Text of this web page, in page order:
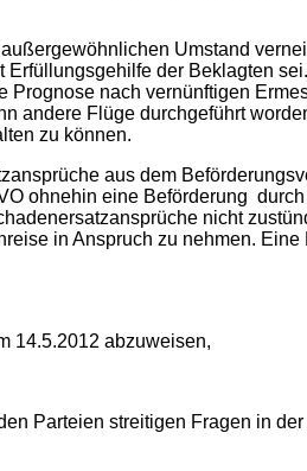
Umstand
der Beklagten
nach vernünftigen
andere Flüge durchgeführt
zu können.
aus dem
ohnehin eine Beförderung
nicht
in Anspruch zu nehmen.
14.5.2012 abzuweisen,
Parteien streitigen Fragen in